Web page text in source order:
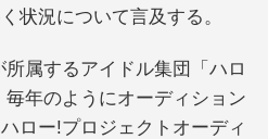
状況について言及する。
所属するアイドル集団「ハロ
年のようにオーディション
ロー!プロジェクトオーディ